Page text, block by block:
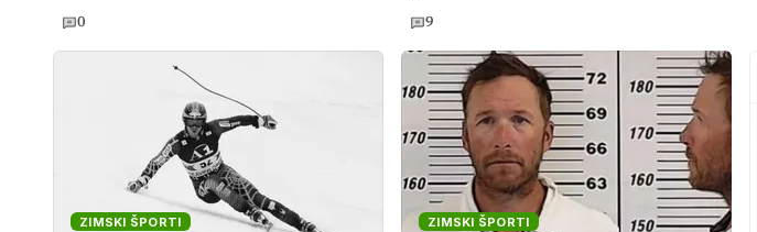
0 9
ZIMSKI ŠPORTI ZIMSKI ŠPORTI